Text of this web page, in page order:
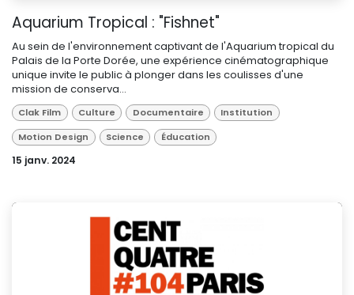
Aquarium Tropical : "Fishnet"
Au sein de l'environnement captivant de l'Aquarium tropical du
Palais de la Porte Dorée, une expérience cinématographique
unique invite le public à plonger dans les coulisses d'une
mission de conserva...
Clak Film Culture Documentaire
Institution
Motion Design
Science Éducation
15 janv. 2024